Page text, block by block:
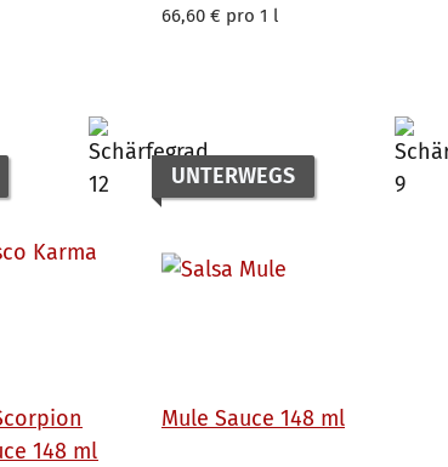
66,60 € pro 1 l
148 ml
UNTERWEGS
Mule Sauce 148 ml